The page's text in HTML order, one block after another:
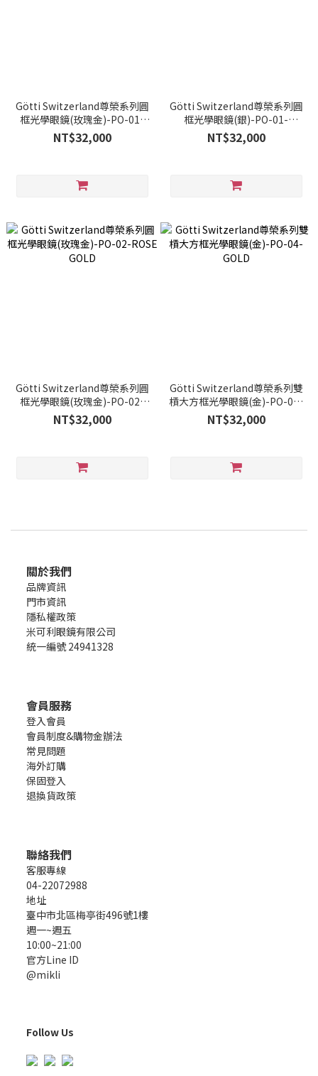
Götti Switzerland尊榮系列圓
框光學眼鏡(玫瑰金)-PO-01-
ROSE GOLD
NT$32,000
Götti Switzerland尊榮系列圓
框光學眼鏡(銀)-PO-01-
PALLADIUM
NT$32,000
Götti Switzerland尊榮系列圓
框光學眼鏡(玫瑰金)-PO-02-
ROSE GOLD
NT$32,000
Götti Switzerland尊榮系列雙
槓大方框光學眼鏡(金)-PO-04-
GOLD
NT$32,000
關於我們
品牌資訊
門市資訊
隱私權政策
米可利眼鏡有限公司
統一編號 24941328
會員服務
登入會員
會員制度&購物金辦法
常見問題
海外訂購
保固登入
退換貨政策
聯絡我們
客服專線
04-22072988
地址
臺中市北區梅亭街496號1樓
週一~週五
10:00~21:00
官方Line ID
@mikli
Follow Us